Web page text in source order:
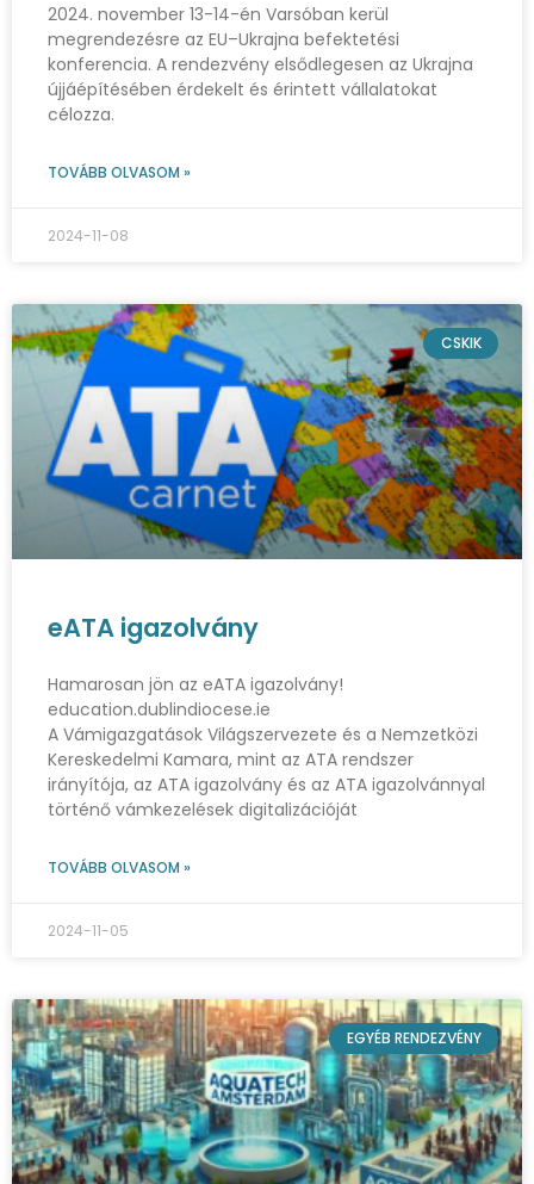
2024. november 13-14-én Varsóban kerül
megrendezésre az EU–Ukrajna befektetési
konferencia. A rendezvény elsődlegesen az Ukrajna
újjáépítésében érdekelt és érintett vállalatokat
célozza.
TOVÁBB OLVASOM »
2024-11-08
CSKIK
eATA igazolvány
Hamarosan jön az eATA igazolvány!
education.dublindiocese.ie
A Vámigazgatások Világszervezete és a Nemzetközi
Kereskedelmi Kamara, mint az ATA rendszer
irányítója, az ATA igazolvány és az ATA igazolvánnyal
történő vámkezelések digitalizációját
TOVÁBB OLVASOM »
2024-11-05
EGYÉB RENDEZVÉNY